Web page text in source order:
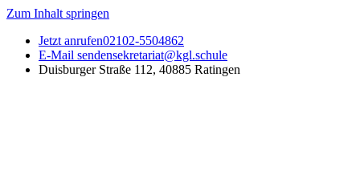
Zum Inhalt springen
Jetzt anrufen02102-5504862
E-Mail sendensekretariat@kgl.schule
Duisburger Straße 112, 40885 Ratingen